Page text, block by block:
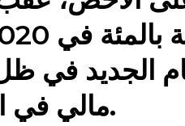
الجديد في
مالي في الولايات المتحدة.